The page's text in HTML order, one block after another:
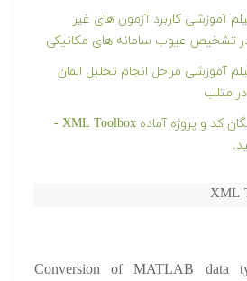
آموزشی کاربرد آزمون های غیر
تشخیص عیوب سامانه های مکانیکی
آموزشی مراحل انجام تحلیل المان
متلب
دانلود رایگان کد و پروژه آماده XML Toolbox -
XML
Conversion of MATLAB data